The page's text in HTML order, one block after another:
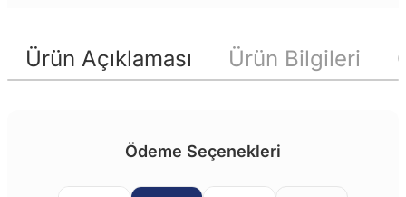
Ürün Açıklaması Ürün Bilgileri
Ödeme Seçenekleri